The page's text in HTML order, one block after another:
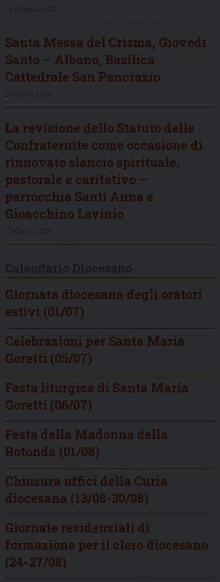
Santa Messa del Crisma, Giovedì
Santo – Albano, Basilica
Cattedrale San Pancrazio
La revisione dello Statuto delle
Confraternite come occasione di
rinnovato slancio spirituale,
pastorale e caritativo –
parrocchia Santi Anna e
Gioacchino Lavinio
Giornata diocesana degli oratori
estivi (01/07)
Celebrazioni per Santa Maria
Goretti (05/07)
Festa liturgica di Santa Maria
Goretti (06/07)
Festa della Madonna della
Rotonda (01/08)
Chiusura uffici della Curia
diocesana (13/08-30/08)
Giornate residenziali di
formazione per il clero diocesano
(24-27/08)